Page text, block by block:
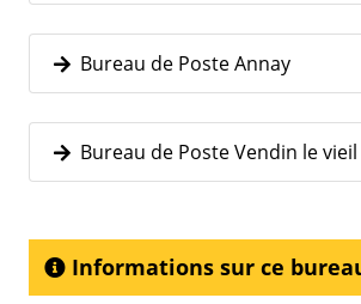
Bureau de Poste Annay
Bureau de Poste Vendin le vieil
Informations sur ce